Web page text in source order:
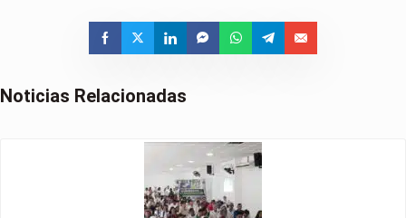
Noticias Relacionadas